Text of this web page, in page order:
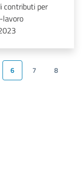
contributi per
lavoro
6 7
8